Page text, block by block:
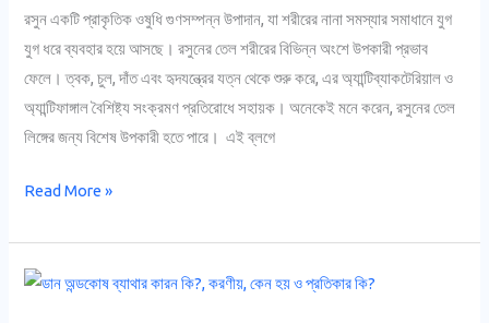
রসুন একটি প্রাকৃতিক ওষুধি গুণসম্পন্ন উপাদান, যা শরীরের নানা সমস্যার সমাধানে যুগ
যুগ ধরে ব্যবহার হয়ে আসছে। রসুনের তেল শরীরের বিভিন্ন অংশে উপকারী প্রভাব
ফেলে। ত্বক, চুল, দাঁত এবং হৃদযন্ত্রের যত্ন থেকে শুরু করে, এর অ্যান্টিব্যাকটেরিয়াল ও
অ্যান্টিফাঙ্গাল বৈশিষ্ট্য সংক্রমণ প্রতিরোধে সহায়ক। অনেকেই মনে করেন, রসুনের তেল
লিঙ্গের জন্য বিশেষ উপকারী হতে পারে। এই ব্লগে
রসুন
তেলের
উপকারিতা
কি?
Read More »
ডান